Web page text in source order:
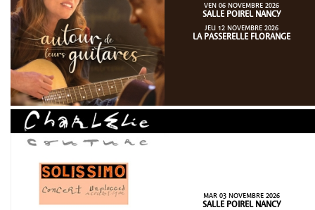
VEN 06 NOVEMBRE 2026
SALLE POIREL NANCY
JEU 12 NOVEMBRE 2026
LA PASSERELLE FLORANGE
MAR 03 NOVEMBRE 2026
SALLE POIREL NANCY